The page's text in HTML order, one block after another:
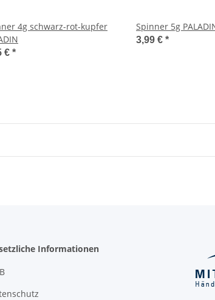
4g schwarz-rot-kupfer
€ *
Spinner 5g
3,99 € *
Informationen